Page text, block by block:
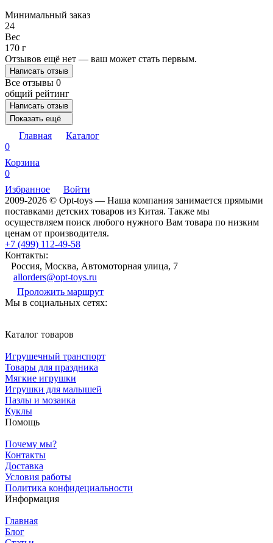
Минимальный заказ
24
Вес
170 г
Отзывов ещё нет — ваш может стать первым.
Написать отзыв
Все отзывы 0
общий рейтинг
Написать отзыв
Показать ещё
Главная
Каталог
0
Корзина
0
Избранное
Войти
2009-2026 © Opt-toys — Наша компания занимается прямыми
поставками детских товаров из Китая. Также мы
осуществляем поиск любого нужного Вам товара по низким
ценам от производителя.
+7 (499) 112-49-58
Контакты:
Россия, Москва, Автомоторная улица, 7
allorders@opt-toys.ru
Проложить маршрут
Мы в социальных сетях:
Каталог товаров
Игрушечный транспорт
Товары для праздника
Мягкие игрушки
Игрушки для малышей
Пазлы и мозаика
Куклы
Помощь
Почему мы?
Контакты
Доставка
Условия работы
Политика конфидециальности
Информация
Главная
Блог